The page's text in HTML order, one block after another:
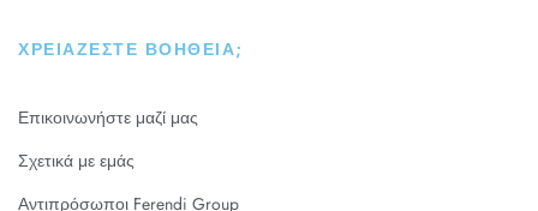
ΧΡΕΙΆΖΕΣΤΕ ΒΟΉΘΕΙΑ;
Επικοινωνήστε μαζί μας
Σχετικά με εμάς
Αντιπρόσωποι Ferendi Group